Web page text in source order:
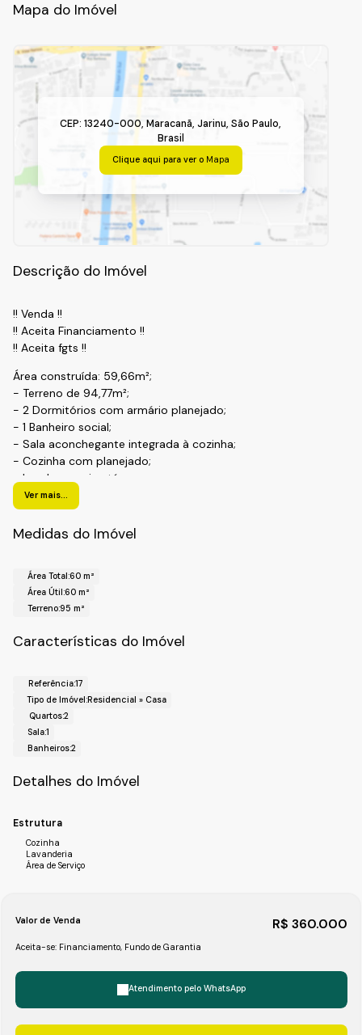
Mapa do Imóvel
CEP: 13240-000,Maracanã,Jarinu,São Paulo,
Brasil
Clique aqui para ver o Mapa
Descrição do Imóvel
!! Venda !!
!! Aceita Financiamento !!
!! Aceita fgts !!
Área construída: 59,66m²;
- Terreno de 94,77m²;
- 2 Dormitórios com armário planejado;
- 1 Banheiro social;
- Sala aconchegante integrada à cozinha;
- Cozinha com planejado;
- Lavabo no piso térreo;
- Área gourmet;
- Vaga de garagem.
!! Localização !!
Cidade: Jarinu- SP.
Realize o Seu Cadastro e Solicite Mais Informações e
Fale com a Fiveh Soluções Imobiliárias !!!
Ver mais...
Medidas do Imóvel
Área Total:60 m²
Área Útil:60 m²
Terreno:95 m²
Características do Imóvel
Referência:17
Tipo de Imóvel:Residencial » Casa
Quartos:2
Sala:1
Banheiros:2
Detalhes do Imóvel
Estrutura
Cozinha
Lavanderia
Área de Serviço
R$ 360.000
Valor de Venda
Aceita-se: Financiamento, Fundo de Garantia
Atendimento pelo WhatsApp